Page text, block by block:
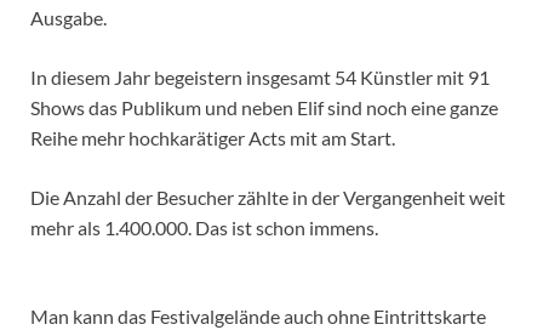
Ausgabe.
In diesem Jahr begeistern insgesamt 54 Künstler mit 91
Shows das Publikum und neben Elif sind noch eine ganze
Reihe mehr hochkarätiger Acts mit am Start.
Die Anzahl der Besucher zählte in der Vergangenheit weit
mehr als 1.400.000. Das ist schon immens.
Man kann das Festivalgelände auch ohne Eintrittskarte